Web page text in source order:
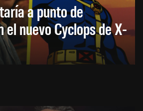
a punto de
el nuevo Cyclops de X-